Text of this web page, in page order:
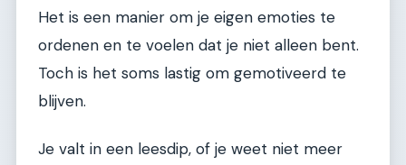
Het is een manier om je eigen emoties te
ordenen en te voelen dat je niet alleen bent.
Toch is het soms lastig om gemotiveerd te
blijven.
Je valt in een leesdip, of je weet niet meer